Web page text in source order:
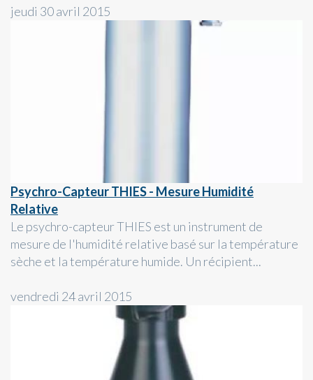
jeudi 30 avril 2015
Psychro-Capteur THIES - Mesure Humidité
Relative
Le psychro-capteur THIES est un instrument de
mesure de l'humidité relative basé sur la température
sèche et la température humide. Un récipient...
vendredi 24 avril 2015